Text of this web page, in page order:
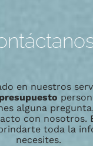
en nuestros
alguna
con nosotros.
toda la
necesites.